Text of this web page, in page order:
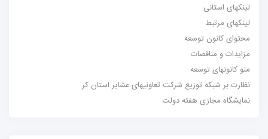
لینکهای استانی
لینکهای مرتبط
محتوای کانون توسعه
مزایدات و مناقصات
منو کانونهای توسعه
نظارت بر شبکه توزیع شرکت تعاونیهای عشایر استان کر
نمایشگاه مجازی هفته دولت